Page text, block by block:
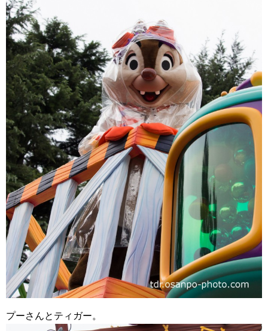
プーさんとティガー。